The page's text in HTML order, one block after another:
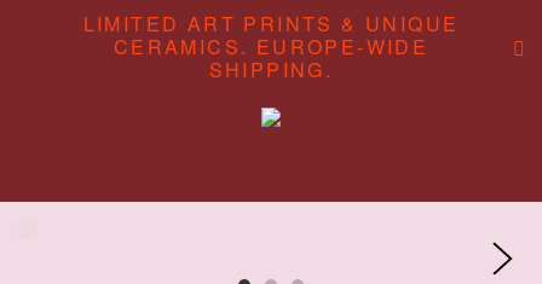
LIMITED ART PRINTS & UNIQUE
CERAMICS. EUROPE-WIDE
SHIPPING.